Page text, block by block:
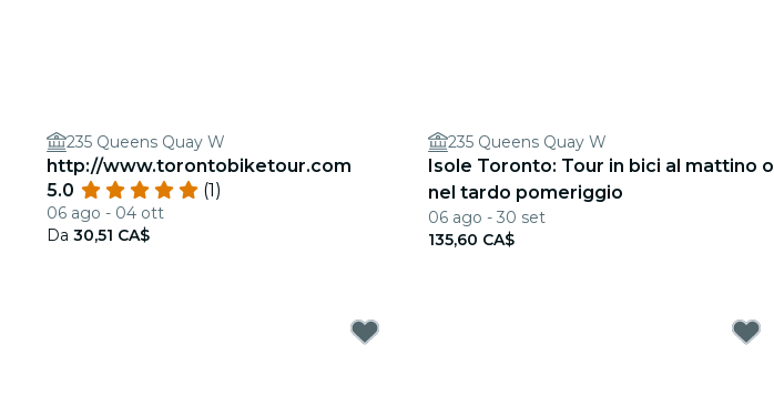
235 Queens Quay W
http://www.torontobiketour.com
5.0
(1)
06 ago - 04 ott
Da 30,51 CA$
235 Queens Quay W
Isole Toronto: Tour in bici al mattino o
nel tardo pomeriggio
06 ago - 30 set
135,60 CA$